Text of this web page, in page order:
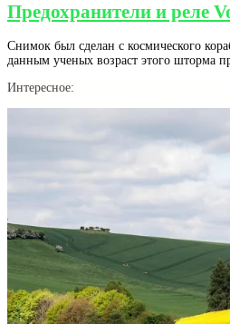
Предохранители и реле
Снимок был сделан с космического
данным ученых возраст этого шторма
Интересное: